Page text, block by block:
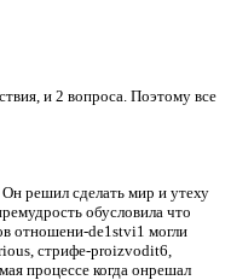
и 2 вопроса. Поэтому все
Он решил сделать мир и утеху
обусловила что
de1stvi1 могли
стрифе-proizvodit6,
процессе когда онрешал